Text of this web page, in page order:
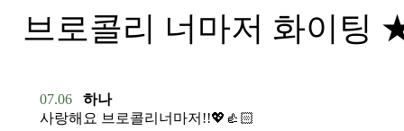
브로콜리 너마저 화이
07.06
하나
사랑해요 브로콜리너마저!!💖👍🏻